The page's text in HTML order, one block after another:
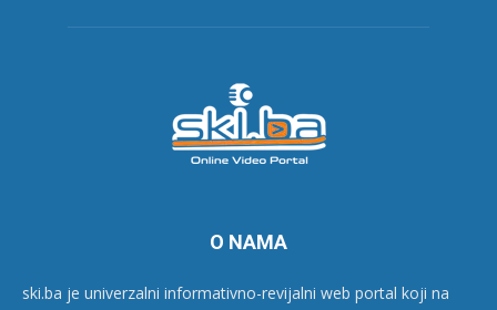
O NAMA
ski.ba je univerzalni informativno-revijalni web portal koji na